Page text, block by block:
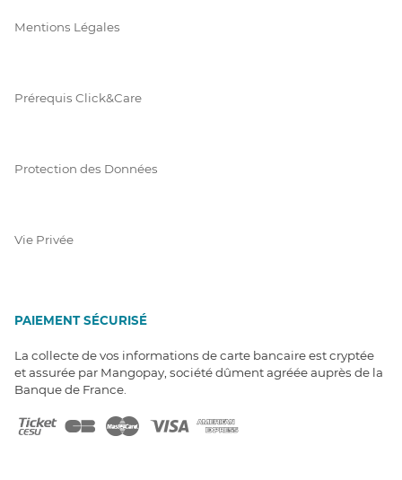
Mentions Légales
Prérequis Click&Care
Protection des Données
Vie Privée
PAIEMENT SÉCURISÉ
La collecte de vos informations de carte bancaire est cryptée
et assurée par Mangopay, société dûment agréée auprès de la
Banque de France.